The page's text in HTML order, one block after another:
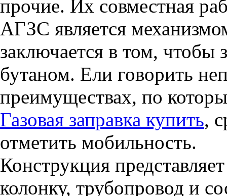
прочие. Их совместная
АГЗС является
заключается в том,
бутаном. Ели говорить
преимуществах, по
Газовая заправка купить,
отметить мобильность.
Конструкция
колонку, трубопровод и